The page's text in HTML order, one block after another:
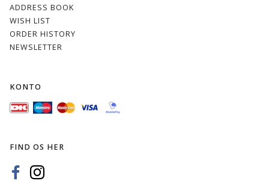
ADDRESS BOOK
WISH LIST
ORDER HISTORY
NEWSLETTER
KONTO
FIND OS HER